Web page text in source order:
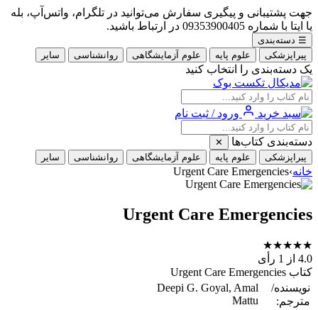
جهت پشتیبانی و پیگیری سفارش می‌توانید در تلگرام، واتس‌آپ، بله
یا ایتا با شماره 09353900405 در ارتباط باشید.
☰ دسته‌بندی
پیراپزشکی
علوم پایه علوم آزمایشگاهی روانشناسی سایر
یک دسته‌بندی را انتخاب کنید
ورود / ثبت نام
دسته‌بندی کتاب‌ها
✕
پیراپزشکی
علوم پایه علوم آزمایشگاهی روانشناسی سایر
خانه›
Urgent Care Emergencies
Urgent Care Emergencies
★
★
★
★
★
4.0 از 1 رأی
کتاب Urgent Care Emergencies
نویسنده/
مترجم:
Deepi G. Goyal, Amal
Mattu